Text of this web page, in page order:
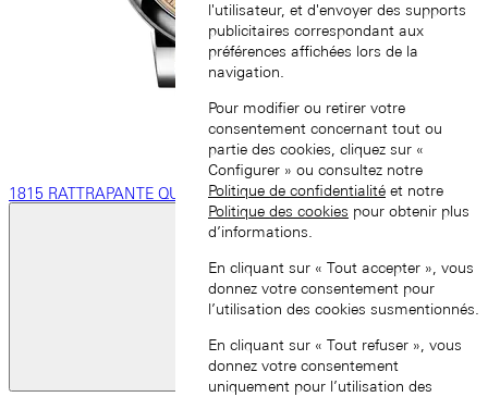
1815 RATTRAPANTE QUANTIÈME PERPÉTUEL
Diapositive
suivante
l'utilisateur, et d'envoyer des supports
publicitaires correspondant aux
préférences affichées lors de la
navigation.
Pour modifier ou retirer votre
consentement concernant tout ou
partie des cookies, cliquez sur «
Configurer » ou consultez notre
Politique de confidentialité et notre
Politique des cookies pour obtenir plus
d’informations.
En cliquant sur « Tout accepter », vous
donnez votre consentement pour
l’utilisation des cookies susmentionnés.
En cliquant sur « Tout refuser », vous
donnez votre consentement
uniquement pour l’utilisation des